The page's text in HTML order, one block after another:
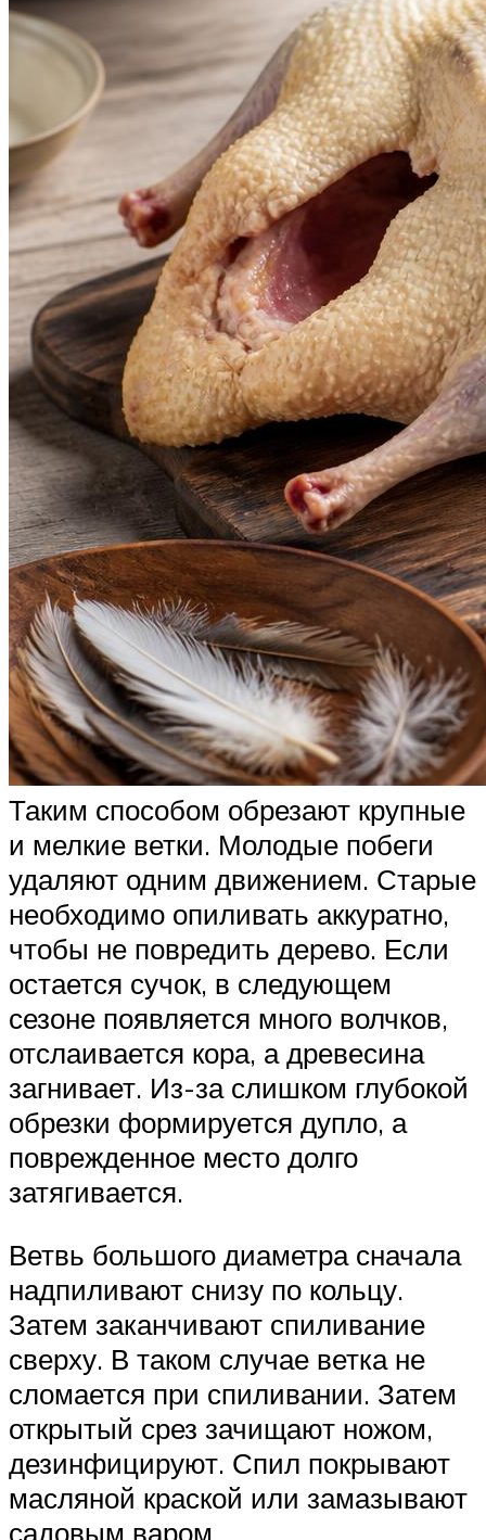
Таким способом обрезают крупные
и мелкие ветки. Молодые побеги
удаляют одним движением. Старые
необходимо опиливать аккуратно,
чтобы не повредить дерево. Если
остается сучок, в следующем
сезоне появляется много волчков,
отслаивается кора, а древесина
загнивает. Из-за слишком глубокой
обрезки формируется дупло, а
поврежденное место долго
затягивается.
Ветвь большого диаметра сначала
надпиливают снизу по кольцу.
Затем заканчивают спиливание
сверху. В таком случае ветка не
сломается при спиливании. Затем
открытый срез зачищают ножом,
дезинфицируют. Спил покрывают
масляной краской или замазывают
садовым варом.